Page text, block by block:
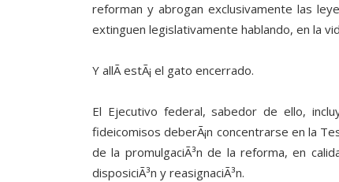
reforman y abrogan exclusivamente las
extinguen legislativamente hablando, en la
Y allÃ­ estÃ¡ el gato encerrado.
El Ejecutivo federal, sabedor de ello,
fideicomisos deberÃ¡n concentrarse en la
de la promulgaciÃ³n de la reforma, en
disposiciÃ³n y reasignaciÃ³n.